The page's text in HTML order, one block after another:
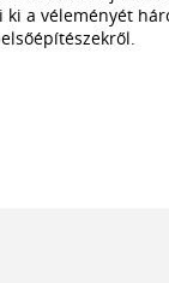
ki a véleményét